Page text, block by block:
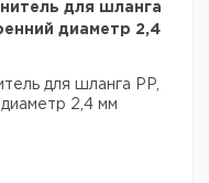
для шланга
диаметр 2,4
для шланга PP,
2,4 мм